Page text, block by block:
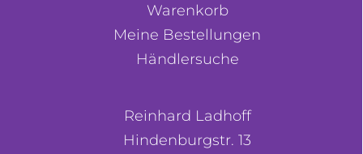
Warenkorb
Meine Bestellungen
Händlersuche
Reinhard Ladhoff
Hindenburgstr. 13